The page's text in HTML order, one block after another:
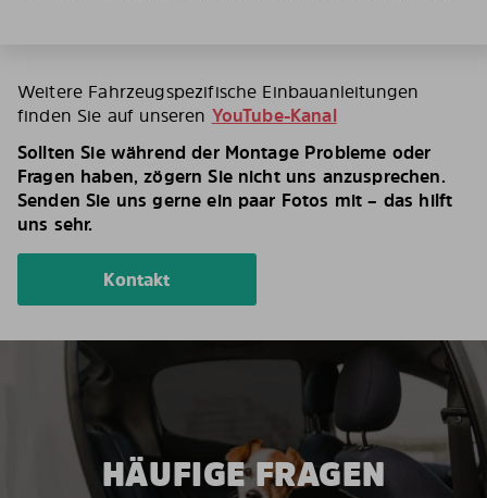
Weitere Fahrzeugspezifische Einbauanleitungen
finden Sie auf unseren YouTube-Kanal
Sollten Sie während der Montage Probleme oder
Fragen haben, zögern Sie nicht uns anzusprechen.
Senden Sie uns gerne ein paar Fotos mit – das hilft
uns sehr.
Kontakt
HÄUFIGE FRAGEN